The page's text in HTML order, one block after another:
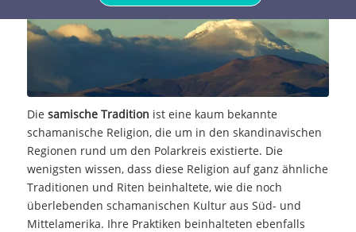
Die samische Tradition ist eine kaum bekannte
schamanische Religion, die um in den skandinavischen
Regionen rund um den Polarkreis existierte. Die
wenigsten wissen, dass diese Religion auf ganz ähnliche
Traditionen und Riten beinhaltete, wie die noch
überlebenden schamanischen Kultur aus Süd- und
Mittelamerika. Ihre Praktiken beinhalteten ebenfalls